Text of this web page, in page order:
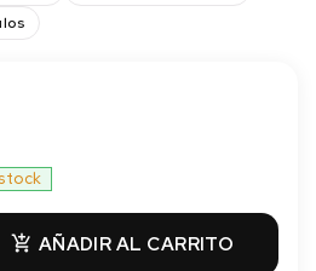
 AÑADIR AL CARRITO